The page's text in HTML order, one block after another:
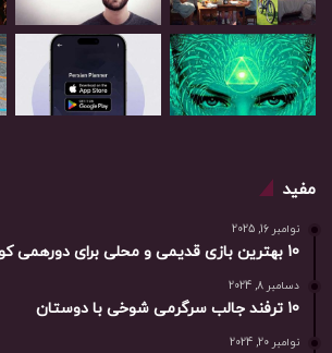
مفید
نوامبر 16, 2025
10 بهترین بازی‌ قدیمی و محلی برای دورهمی کودکان ابتدایی
دسامبر 8, 2024
10 ترفند جالب سرگرمی شوخی با دوستان
نوامبر 20, 2024